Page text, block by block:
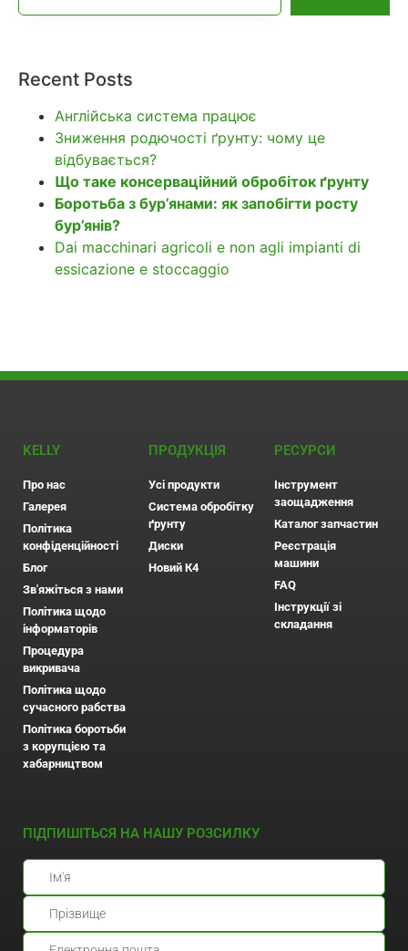
Recent Posts
Англійська система працює
Зниження родючості ґрунту: чому це
відбувається?
Що таке консерваційний обробіток ґрунту
Боротьба з бур’янами: як запобігти росту
бур’янів?
Dai macchinari agricoli e non agli impianti di
essicazione e stoccaggio
KELLY
Про нас
Галерея
Політика
конфіденційності
Блог
Зв'яжіться з нами
Політика щодо
інформаторів
Процедура
викривача
Політика щодо
сучасного рабства
Політика боротьби
з корупцією та
хабарництвом
ПРОДУКЦІЯ
Усі продукти
Система обробітку
ґрунту
Диски
Новий К4
РЕСУРСИ
Інструмент
заощадження
Каталог запчастин
Реєстрація
машини
FAQ
Інструкції зі
складання
ПІДПИШІТЬСЯ НА НАШУ РОЗСИЛКУ